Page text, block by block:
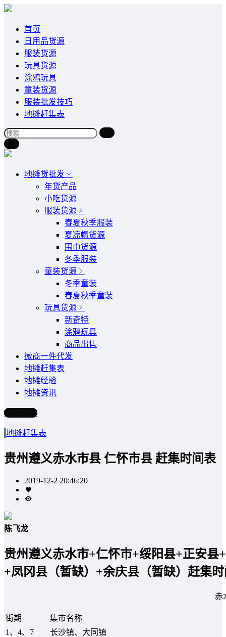
首页
日用品货源
服装货源
玩具货源
涂鸦玩具
童装货源
服装批发技巧
地摊赶集表
地摊货批发
年货产品
小吃货源
服装货源
春夏秋季服装
夏凉帽货源
围巾货源
冬季服装
童装货源
冬季童装
春夏秋季童装
玩具货源
新奇特
涂鸦玩具
商品出售
微商一件代发
地摊赶集表
地摊经验
地摊资讯
写文章
地摊赶集表
贵州遵义赤水市县 仁怀市县 赶集时间表
2019-12-2 20:46:20
陈飞龙
贵州遵义赤水市+仁怀市+绥阳县+正安
+凤冈县（暂缺）+余庆县（暂缺）赶集
赤
街期
集市名称
1、4、7
长沙镇、大同镇